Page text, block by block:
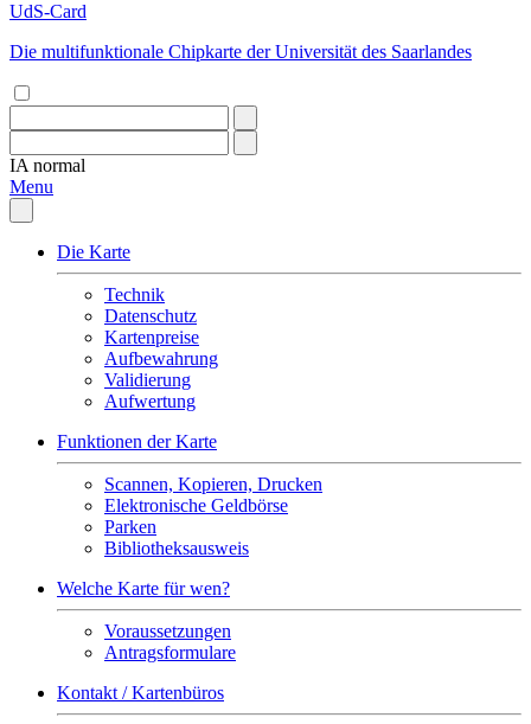
UdS-Card
Die multifunktionale Chipkarte der Universität des Saarlandes
IA normal
Menu
Die Karte
Technik
Datenschutz
Kartenpreise
Aufbewahrung
Validierung
Aufwertung
Funktionen der Karte
Scannen, Kopieren, Drucken
Elektronische Geldbörse
Parken
Bibliotheksausweis
Welche Karte für wen?
Voraussetzungen
Antragsformulare
Kontakt / Kartenbüros